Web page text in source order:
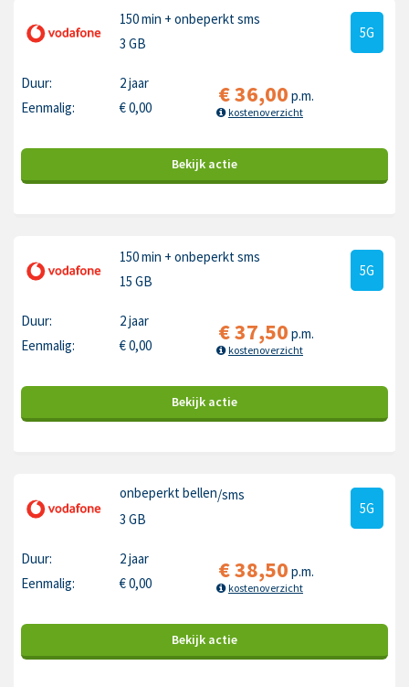
150 min + onbeperkt sms
3 GB
5G
Duur:
2 jaar
Eenmalig:
€0,00 €36,00 p.m.
kostenoverzicht
Bekijk actie
150 min + onbeperkt sms
15 GB
5G
Duur:
2 jaar
Eenmalig:
€0,00 €37,50 p.m.
kostenoverzicht
Bekijk actie
onbeperkt bellen/sms
3 GB
5G
Duur:
2 jaar
Eenmalig:
€0,00 €38,50 p.m.
kostenoverzicht
Bekijk actie